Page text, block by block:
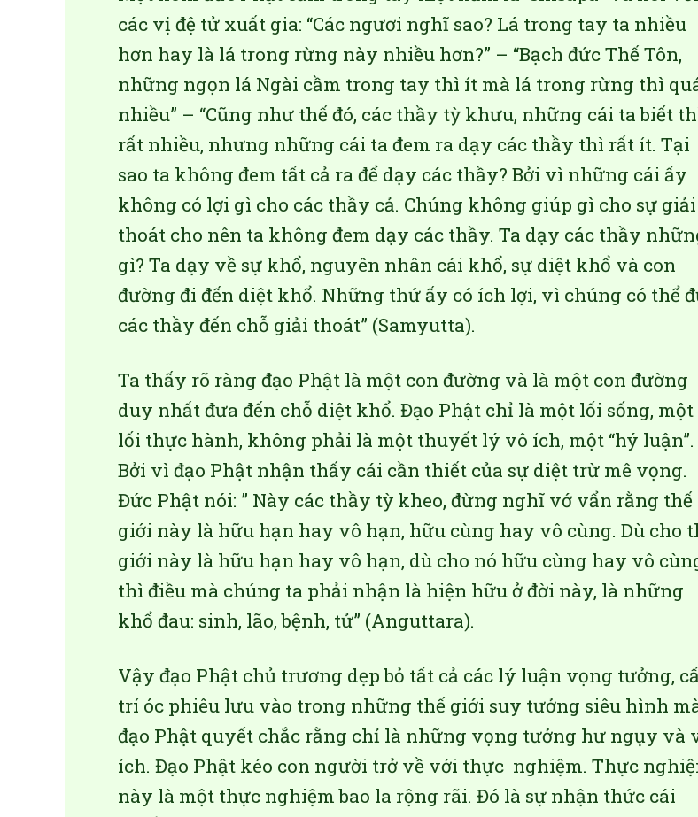
các vị đệ tử xuất gia: “Các ngươi nghĩ sao? Lá trong tay ta nhiều
hơn hay là lá trong rừng này nhiều hơn?” – “Bạch đức Thế Tôn,
những ngọn lá Ngài cầm trong tay thì ít mà lá trong rừng thì
nhiều” – “Cũng như thế đó, các thầy tỳ khưu, những cái ta biết
rất nhiều, nhưng những cái ta đem ra dạy các thầy thì rất ít. Tại
sao ta không đem tất cả ra để dạy các thầy? Bởi vì những cái ấy
không có lợi gì cho các thầy cả. Chúng không giúp gì cho sự giải
thoát cho nên ta không đem dạy các thầy. Ta dạy các thầy
gì? Ta dạy về sự khổ, nguyên nhân cái khổ, sự diệt khổ và con
đường đi đến diệt khổ. Những thứ ấy có ích lợi, vì chúng có thể
các thầy đến chỗ giải thoát” (Samyutta).
Ta thấy rõ ràng đạo Phật là một con đường và là một con đường
duy nhất đưa đến chỗ diệt khổ. Đạo Phật chỉ là một lối sống, một
lối thực hành, không phải là một thuyết lý vô ích, một “hý luận”.
Bởi vì đạo Phật nhận thấy cái cần thiết của sự diệt trừ mê vọng.
Đức Phật nói: ” Này các thầy tỳ kheo, đừng nghĩ vớ vẩn rằng thế
giới này là hữu hạn hay vô hạn, hữu cùng hay vô cùng. Dù cho
giới này là hữu hạn hay vô hạn, dù cho nó hữu cùng hay vô
thì điều mà chúng ta phải nhận là hiện hữu ở đời này, là những
khổ đau: sinh, lão, bệnh, tử” (Anguttara).
Vậy đạo Phật chủ trương dẹp bỏ tất cả các lý luận vọng tưởng,
trí óc phiêu lưu vào trong những thế giới suy tưởng siêu hình
đạo Phật quyết chắc rằng chỉ là những vọng tưởng hư ngụy và
ích. Đạo Phật kéo con người trở về với thực nghiệm. Thực
này là một thực nghiệm bao la rộng rãi. Đó là sự nhận thức cái